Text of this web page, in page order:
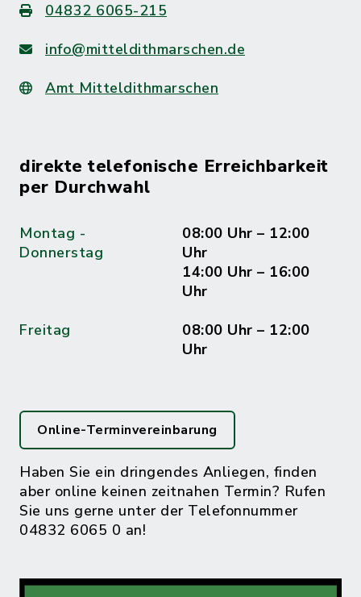
04832 6065-215
info@mitteldithmarschen.de
Amt Mitteldithmarschen
direkte telefonische Erreichbarkeit
per Durchwahl
Montag -
Donnerstag
08:00 Uhr – 12:00
Uhr
14:00 Uhr – 16:00
Uhr
Freitag
08:00 Uhr – 12:00
Uhr
Online-Terminvereinbarung
Haben Sie ein dringendes Anliegen, finden
aber online keinen zeitnahen Termin? Rufen
Sie uns gerne unter der Telefonnummer
04832 6065 0 an!